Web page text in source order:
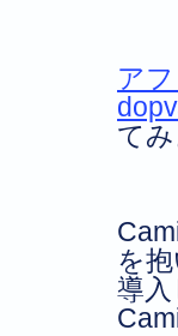
ア
て
を
導